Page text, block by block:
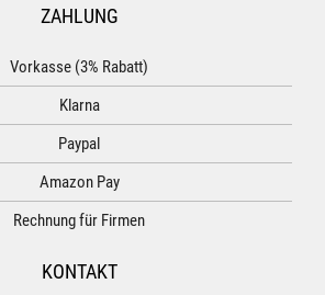
ZAHLUNG
Vorkasse (3% Rabatt)
Klarna
Paypal
Amazon Pay
Rechnung für Firmen
KONTAKT